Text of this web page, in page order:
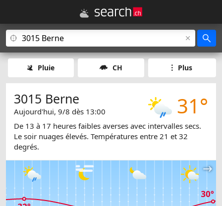
Pluie CH Plus
31°
3015 Berne
Aujourd'hui, 9/8 dès 13:00
De 13 à 17 heures faibles averses avec intervalles secs.
Le soir nuages élevés. Températures entre 21 et 32
degrés.